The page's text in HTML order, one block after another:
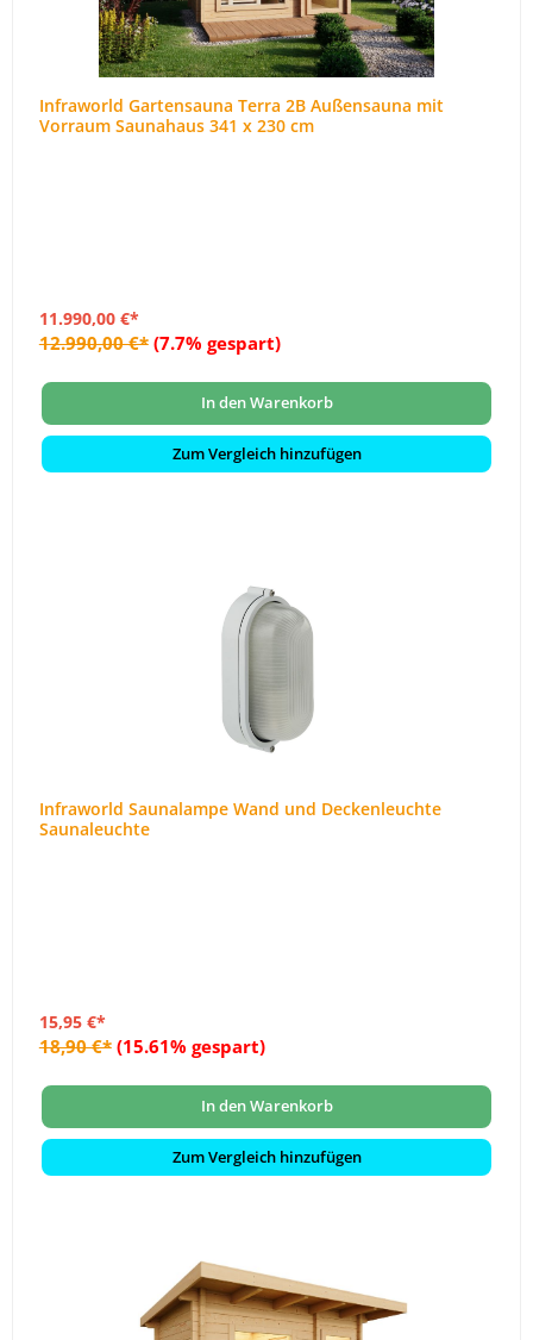
Infraworld Gartensauna Terra 2B Außensauna mit
Vorraum Saunahaus 341 x 230 cm
11.990,00 €*
12.990,00 €* (7.7% gespart)
In den Warenkorb
Zum Vergleich hinzufügen
Infraworld Saunalampe Wand und Deckenleuchte
Saunaleuchte
15,95 €*
18,90 €* (15.61% gespart)
In den Warenkorb
Zum Vergleich hinzufügen